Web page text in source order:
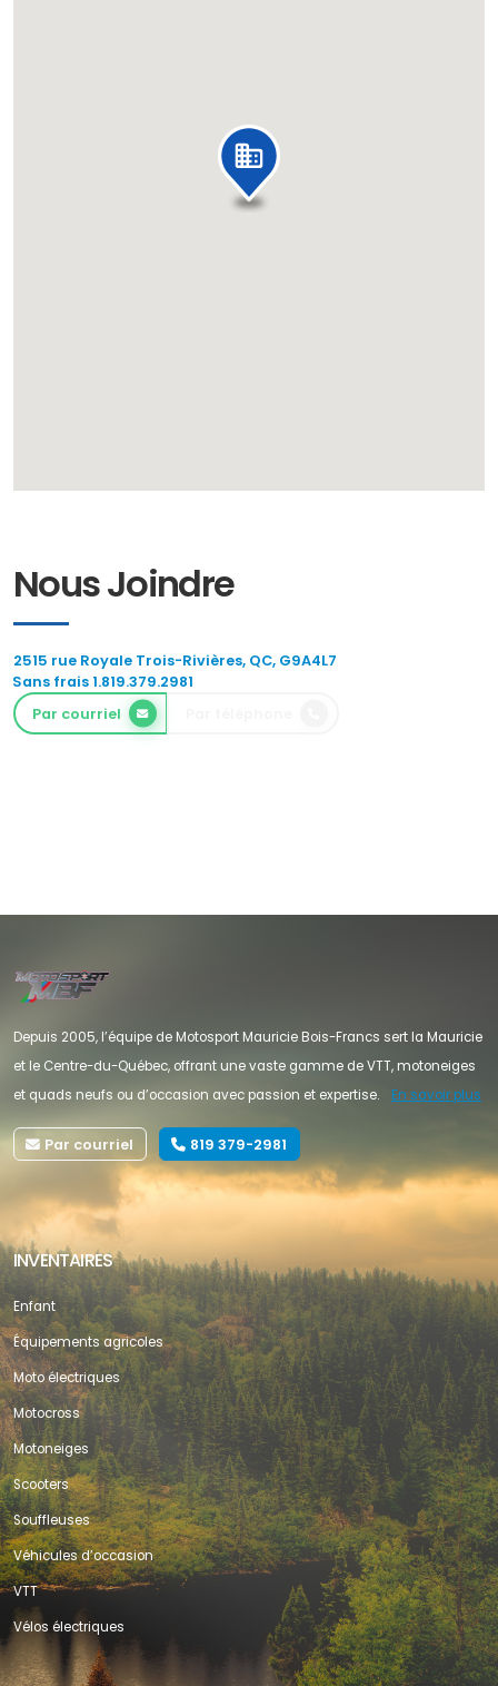
Nous Joindre
2515 rue Royale Trois-Rivières, QC, G9A4L7
Sans frais 1.819.379.2981
Par courriel
Depuis 2005, l’équipe de Motosport Mauricie Bois-Francs sert la Mauricie
et le Centre-du-Québec, offrant une vaste gamme de VTT, motoneiges
et quads neufs ou d’occasion avec passion et expertise.
En savoir plus
Par courriel 819 379-2981
INVENTAIRES
Enfant
Équipements agricoles
Moto électriques
Motocross
Motoneiges
Scooters
Souffleuses
Véhicules d’occasion
VTT
Vélos électriques